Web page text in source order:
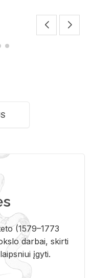
(1579–1773
darbai, skirti
įgyti.